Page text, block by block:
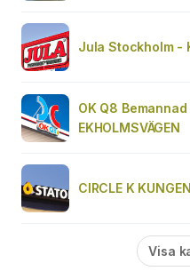
Jula Stockholm -
OK Q8 Bemannad
EKHOLMSVÄGEN
CIRCLE K
Visa